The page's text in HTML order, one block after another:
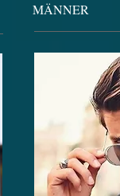
MÄNNER